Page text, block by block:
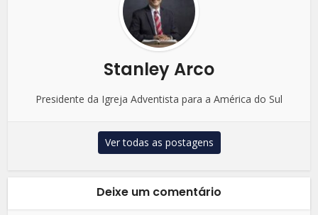
Stanley Arco
Presidente da Igreja Adventista para a América do Sul
Ver todas as postagens
Deixe um comentário